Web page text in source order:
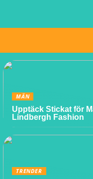
MÄN
Upptäck Stickat för
Lindbergh Fashion
TRENDER